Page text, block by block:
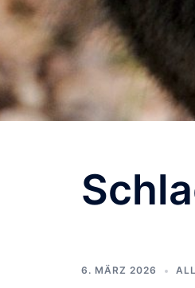
6. MÄRZ 2026